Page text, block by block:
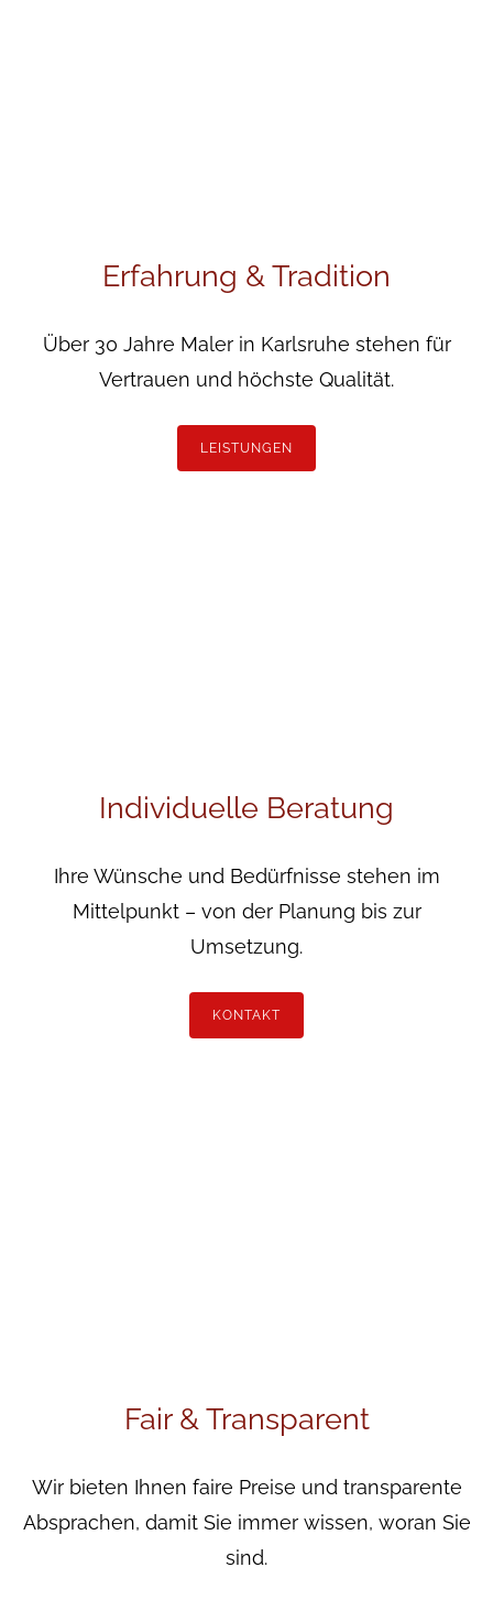
Erfahrung & Tradition
Über 30 Jahre Maler in Karlsruhe stehen für
Vertrauen und höchste Qualität.
LEISTUNGEN
Individuelle Beratung
Ihre Wünsche und Bedürfnisse stehen im
Mittelpunkt – von der Planung bis zur
Umsetzung.
KONTAKT
Fair & Transparent
Wir bieten Ihnen faire Preise und transparente
Absprachen, damit Sie immer wissen, woran Sie
sind.